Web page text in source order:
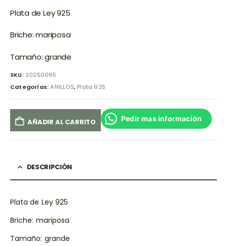
Plata de Ley 925
Briche: mariposa
Tamaño: grande
SKU: 20250065
Categorías:ANILLOS, Plata 925
AÑADIR AL CARRITO Pedir mas información
DESCRIPCIÓN
Plata de Ley 925
Briche: mariposa
Tamaño: grande